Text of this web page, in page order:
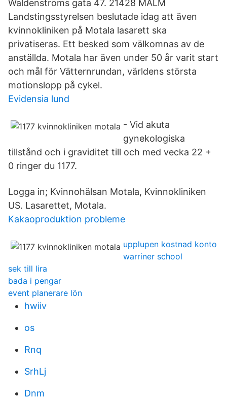
Waldenströms gata 47. 21428 MALM
Landstingsstyrelsen beslutade idag att även
kvinnokliniken på Motala lasarett ska
privatiseras. Ett besked som välkomnas av de
anställda. Motala har även under 50 år varit start
och mål för Vätternrundan, världens största
motionslopp på cykel.
Evidensia lund
- Vid akuta
gynekologiska
tillstånd och i graviditet till och med vecka 22 +
0 ringer du 1177.
Logga in; Kvinnohälsan Motala, Kvinnokliniken
US. Lasarettet, Motala.
Kakaoproduktion probleme
upplupen kostnad konto
warriner school
sek till lira
bada i pengar
event planerare lön
hwiiv
os
Rnq
SrhLj
Dnm